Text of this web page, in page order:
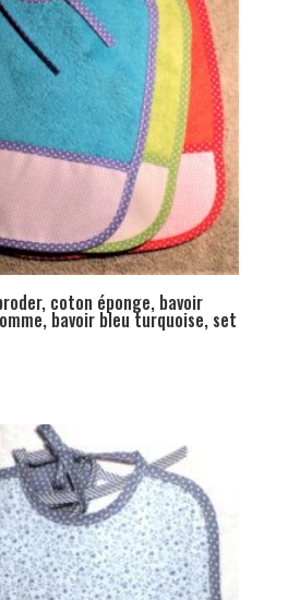
coton éponge, bavoir
bavoir bleu turquoise, set